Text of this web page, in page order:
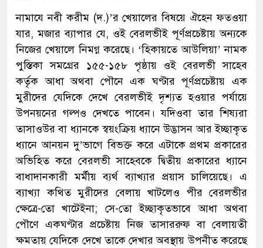
নামাযে নবী করীম (দ.)’র খেয়ালের বিষয়ে ঐহেন ফতওয়া
যার, মজার ব্যাপার যে, ওই বেরলভীই পূর্ণপ্রচেষ্টায় অন্যকে
নিজের খেয়ালে নিমগ্ন করেছে। ‘হিকায়তে আউলিয়া’ নামক
পুস্তিকা সমগ্রের ১৫৫-১৫৮ পৃষ্ঠায় ওই বেরলভী সাহেব
কর্তৃক আধা অথবা পৌনে এক ঘণ্টার পূর্ণপ্রচেষ্টায় এক
মুরীদের যেদিকে দেখে বেরলভীই দৃশ্যত হওয়ার পর্যায়ে
উপনয়নের গল্পও দেখতে পাবেন। যদিওবা তার শিষ্যরা
তাসাওউর বা ধ্যানকে স্বয়ংক্রিয় ধ্যানে উদ্ভাসন আর ইচ্ছাকৃত
ধ্যানে আনয়ন দু’ভাগে বিভক্ত করে এটাকে প্রথম প্রকারের
অভিহিত করে বেরলভী সাহেবকে দ্বিতীয় প্রকারের ধ্যানে
বাধাদানকারী মর্মীয় ব্যর্থ ব্যাখ্যার প্রয়াস চালিয়েছে। এ
ব্যাখ্যা কথিত মুরীদের বেলায় খাটলেও পীর বেরলভীর
ক্ষেত্রে-তো খাটেইনা; সে-তো ইচ্ছাকৃতভাবে আধা অথবা
পৌণে একঘণ্টার প্রচেষ্টায় নিজ তাসাররুফ বা বেলায়তী
ক্ষমতায় যেদিকে দেখে তাকে দেখার অবস্থায় উপনীত করেছে